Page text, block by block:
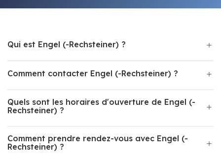
Qui est Engel (-Rechsteiner) ?
Comment contacter Engel (-Rechsteiner) ?
Quels sont les horaires d'ouverture de Engel (-
Rechsteiner) ?
Comment prendre rendez-vous avec Engel (-
Rechsteiner) ?